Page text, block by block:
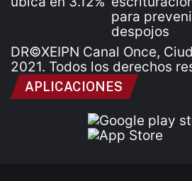
DR©XEIPN Canal Once,
2021. Todos los derechos
APLICACIONES